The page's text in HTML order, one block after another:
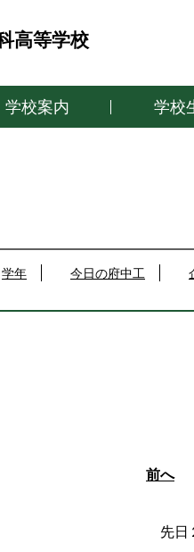
高等学校
学校案内 学校
学年 今日の府中工
前へ
先日